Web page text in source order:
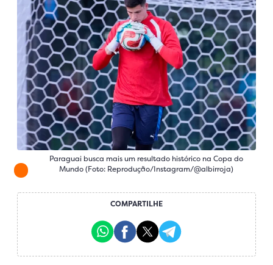
Paraguai busca mais um resultado histórico na Copa do
Mundo (Foto: Reprodução/Instagram/@albirroja)
COMPARTILHE